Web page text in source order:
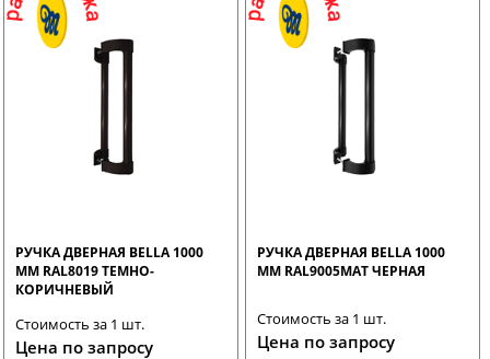
РУЧКА ДВЕРНАЯ BELLA 1000
ММ RAL8019 ТЕМНО-
КОРИЧНЕВЫЙ
Стоимость за 1 шт.
Цена по запросу
РУЧКА ДВЕРНАЯ BELLA 1000
ММ RAL9005MAT ЧЕРНАЯ
Стоимость за 1 шт.
Цена по запросу